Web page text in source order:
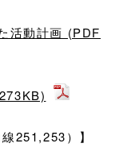
活動計画 (PDF
251,253）】